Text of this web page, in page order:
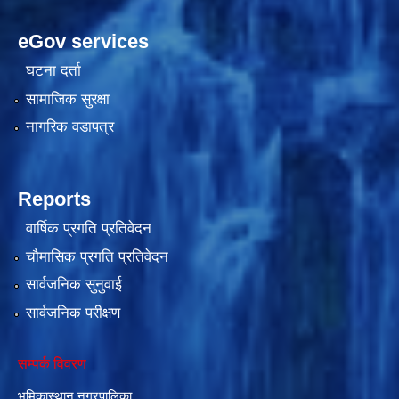
eGov services
घटना दर्ता
सामाजिक सुरक्षा
नागरिक वडापत्र
Reports
वार्षिक प्रगति प्रतिवेदन
चौमासिक प्रगति प्रतिवेदन
सार्वजनिक सुनुवाई
सार्वजनिक परीक्षण
सम्पर्क विवरण
भूमिकास्थान नगरपालिका